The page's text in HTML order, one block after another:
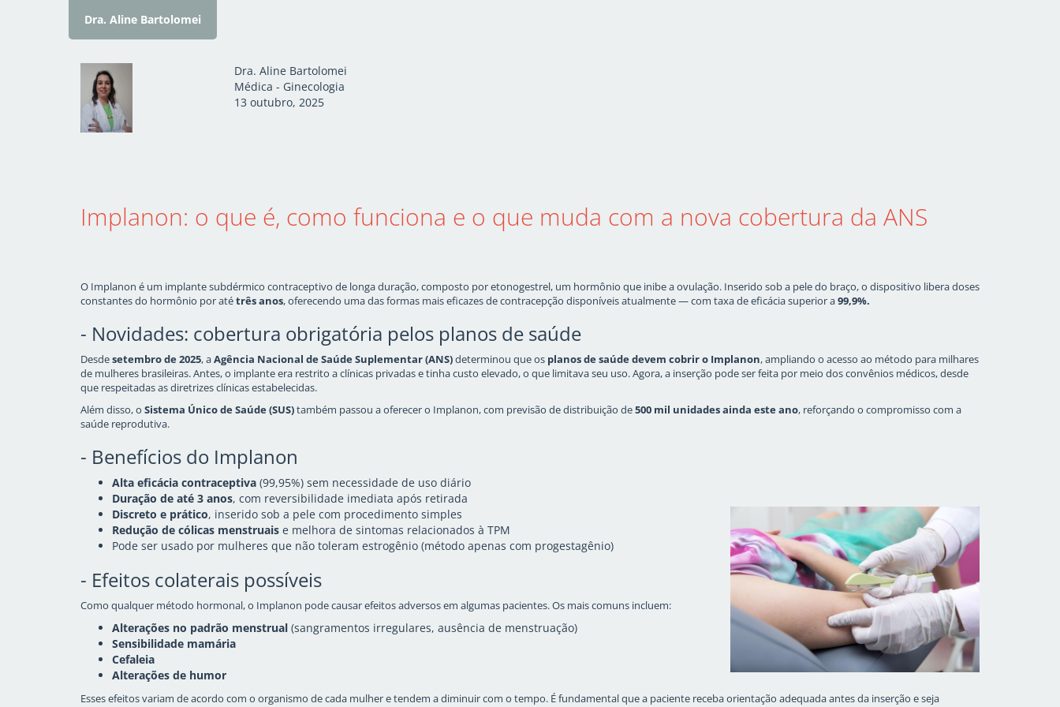
Dra. Aline Bartolomei
Dra. Aline Bartolomei
Médica - Ginecologia
13 outubro, 2025
Implanon: o que é, como funciona e o que muda com a nova cobertura da ANS
O Implanon é um implante subdérmico contraceptivo de longa duração, composto por etonogestrel, um hormônio que inibe a ovulação. Inserido sob a pele do braço, o dispositivo libera doses
constantes do hormônio por atétrês anos, oferecendo uma das formas mais eficazes de contracepção disponíveis atualmente — com taxa de eficácia superior a99,9%.
- Novidades: cobertura obrigatória pelos planos de saúde
Desdesetembro de 2025, aAgência Nacional de Saúde Suplementar (ANS)determinou que os planos de saúde devem cobrir o Implanon, ampliando o acesso ao método para milhares
de mulheres brasileiras. Antes, o implante era restrito a clínicas privadas e tinha custo elevado, o que limitava seu uso. Agora, a inserção pode ser feita por meio dos convênios médicos, desde
que respeitadas as diretrizes clínicas estabelecidas.
Além disso, o Sistema Único de Saúde (SUS)também passou a oferecer o Implanon, com previsão de distribuição de500 mil unidades ainda este ano, reforçando o compromisso com a
saúde reprodutiva.
- Benefícios do Implanon
Alta eficácia contraceptiva (99,95%) sem necessidade de uso diário
Duração de até 3 anos, com reversibilidade imediata após retirada
Discreto e prático, inserido sob a pele com procedimento simples
Redução de cólicas menstruais e melhora de sintomas relacionados à TPM
Pode ser usado por mulheres que não toleram estrogênio (método apenas com progestagênio)
- Efeitos colaterais possíveis
Como qualquer método hormonal, o Implanon pode causar efeitos adversos em algumas pacientes. Os mais comuns incluem:
Alterações no padrão menstrual (sangramentos irregulares, ausência de menstruação)
Sensibilidade mamária
Cefaleia
Alterações de humor
Esses efeitos variam de acordo com o organismo de cada mulher e tendem a diminuir com o tempo. É fundamental que a paciente receba orientação adequada antes da inserção e seja